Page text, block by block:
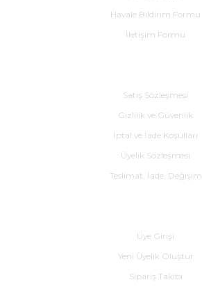
Havale Bildirim Formu
İletişim Formu
Satış Sözleşmesi
Gizlilik ve Güvenlik
İptal ve İade Koşulları
Üyelik Sözleşmesi
Teslimat, İade, Değişim
Üye Girişi
Yeni Üyelik Oluştur
Sipariş Takibi